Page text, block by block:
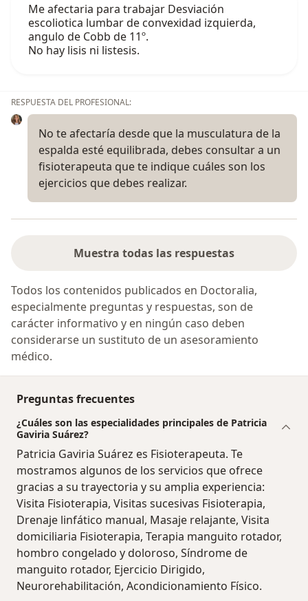
Me afectaria para trabajar Desviación
escoliotica lumbar de convexidad izquierda,
angulo de Cobb de 11º.
No hay lisis ni listesis.
RESPUESTA DEL PROFESIONAL:
No te afectaría desde que la musculatura de la
espalda esté equilibrada, debes consultar a un
fisioterapeuta que te indique cuáles son los
ejercicios que debes realizar.
Muestra todas las respuestas
Todos los contenidos publicados en Doctoralia,
especialmente preguntas y respuestas, son de
carácter informativo y en ningún caso deben
considerarse un sustituto de un asesoramiento
médico.
Preguntas frecuentes
¿Cuáles son las especialidades principales de Patricia
Gaviria Suárez?
Patricia Gaviria Suárez es Fisioterapeuta. Te
mostramos algunos de los servicios que ofrece
gracias a su trayectoria y su amplia experiencia:
Visita Fisioterapia, Visitas sucesivas Fisioterapia,
Drenaje linfático manual, Masaje relajante, Visita
domiciliaria Fisioterapia, Terapia manguito rotador,
hombro congelado y doloroso, Síndrome de
manguito rotador, Ejercicio Dirigido,
Neurorehabilitación, Acondicionamiento Físico.